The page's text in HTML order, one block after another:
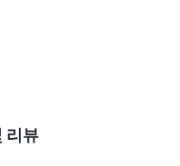
리뷰